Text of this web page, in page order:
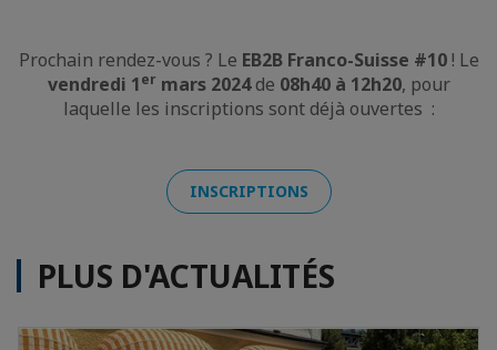
Prochain rendez-vous ? Le EB2B Franco-Suisse #10! Le
vendredi 1ermars 2024de 08h40 à 12h20, pour
laquelle les inscriptions sont déjà ouvertes :
INSCRIPTIONS
PLUS D'ACTUALITÉS